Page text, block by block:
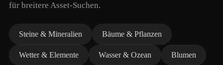
für breitere Asset-Suchen.
Steine & Mineralien Bäume & Pflanzen
Wetter & Elemente Wasser & Ozean Blumen